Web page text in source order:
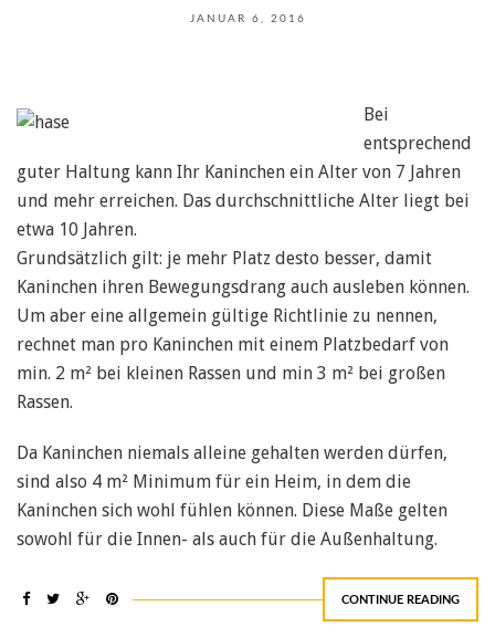
JANUAR 6, 2016
Bei
entsprechend
guter Haltung kann Ihr Kaninchen ein Alter von 7 Jahren
und mehr erreichen. Das durchschnittliche Alter liegt bei
etwa 10 Jahren.
Grundsätzlich gilt: je mehr Platz desto besser, damit
Kaninchen ihren Bewegungsdrang auch ausleben können.
Um aber eine allgemein gültige Richtlinie zu nennen,
rechnet man pro Kaninchen mit einem Platzbedarf von
min. 2 m² bei kleinen Rassen und min 3 m² bei großen
Rassen.
Da Kaninchen niemals alleine gehalten werden dürfen,
sind also 4 m² Minimum für ein Heim, in dem die
Kaninchen sich wohl fühlen können. Diese Maße gelten
sowohl für die Innen- als auch für die Außenhaltung.
CONTINUE READING